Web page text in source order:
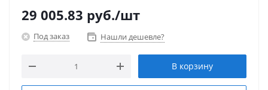
29 005.83 руб./шт
Под заказ Нашли дешевле?
В корзину